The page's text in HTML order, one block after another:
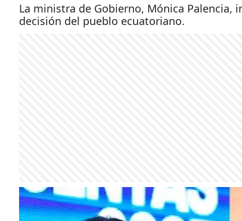
La ministra de Gobierno, Mónica Palencia,
decisión del pueblo ecuatoriano.